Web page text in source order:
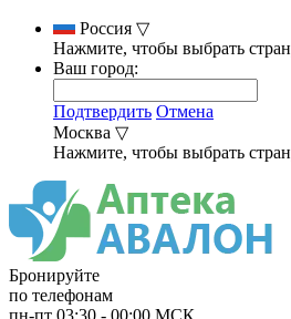
Россия ▽
Нажмите, чтобы выбрать
Ваш город:
Подтвердить Отмена
Москва ▽
Нажмите, чтобы выбрать
Бронируйте
по телефонам
пн-пт 03:30 - 00:00 МСК